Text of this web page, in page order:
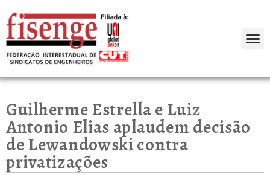
Guilherme Estrella e Luiz
Antonio Elias aplaudem decisão
de Lewandowski contra
privatizações